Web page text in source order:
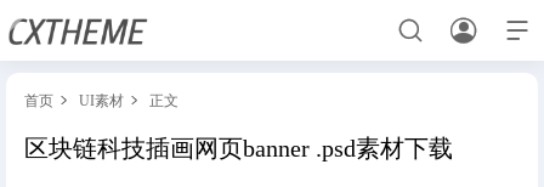



首页
首页  UI素材  正文
区块链科技插画网页banner .psd素材下载